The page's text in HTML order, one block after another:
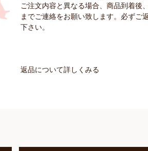
ご注文内容と異なる場合、商品到着後
までご連絡をお願い致します。必ずご
下さい。
返品について詳しくみる